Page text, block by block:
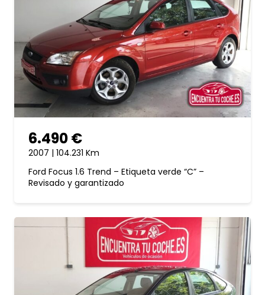
6.490 €
2007 | 104.231 Km
Ford Focus 1.6 Trend – Etiqueta verde “C” –
Revisado y garantizado